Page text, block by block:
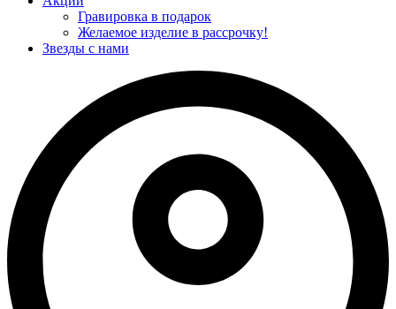
Гравировка в подарок
Желаемое изделие в рассрочку!
Звезды с нами